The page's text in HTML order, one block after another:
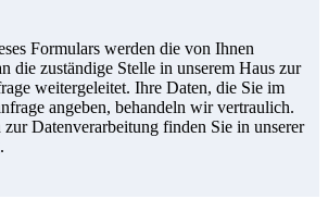
Formulars werden die von Ihnen
die zuständige Stelle in unserem Haus zur
weitergeleitet. Ihre Daten, die Sie im
angeben, behandeln wir vertraulich.
Datenverarbeitung finden Sie in unserer
.